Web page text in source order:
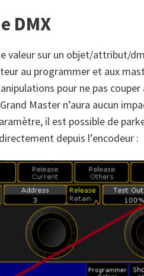
DMX
valeur sur un objet/attribut/
au programmer et aux
pour ne pas
Master n’aura aucun
il est possible de
depuis l’encodeur :